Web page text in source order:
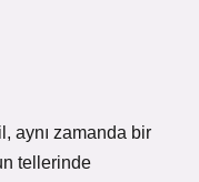
aynı zamanda bir
tellerinde